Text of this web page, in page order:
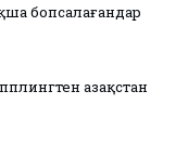
бопсалағандар
Қазақстан